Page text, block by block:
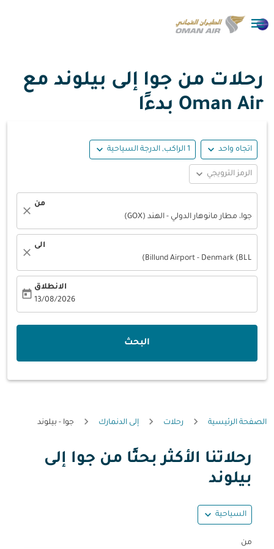

رحلات من جوا إلى بيلوند مع
Oman Air بدءًا
اتجاه واحد expand_more 1 الراكب, الدرجة السياحية expand_more
الرمز الترويجي expand_more
من
جوا، مطار مانوهار الدولي - الهند (GOX)
close
الى
Billund Airport - Denmark (BLL)
close
الانطلاق
13/08/2026
today
البحث
الصفحة الرئيسية رحلات إلى الدنمارك جوا - بيلوند
رحلاتنا الأكثر بحثًا من جوا إلى
بيلوند
السياحية expand_more
من
حاول تحديث الرحلة (مغادرة و/أو وجهة) أو التفاعل مع